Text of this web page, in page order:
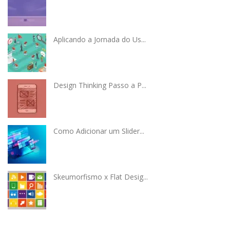
Aplicando a Jornada do Us...
Design Thinking Passo a P...
Como Adicionar um Slider...
Skeumorfismo x Flat Desig...